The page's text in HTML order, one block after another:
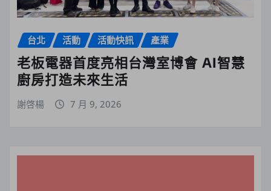
台北 活動 活動快訊 產業
老板電器首度亮相台灣室博會 AI智慧
廚房打造未來生活
謝啓楊 7 月 9, 2026